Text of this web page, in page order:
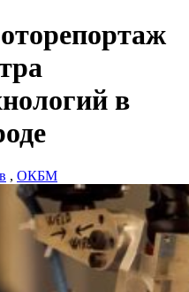
в
, ОКБМ